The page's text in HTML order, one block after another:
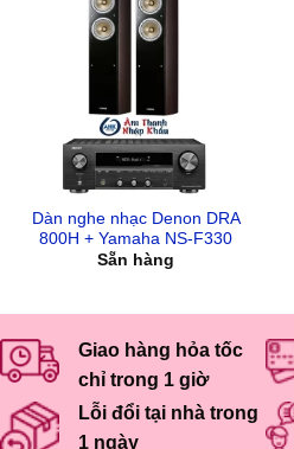
Dàn nghe nhạc Denon DRA
800H + Yamaha NS-F330
Sẵn hàng
Giao hàng hỏa tốc
chỉ trong 1 giờ
Lỗi đổi tại nhà trong
1 ngày